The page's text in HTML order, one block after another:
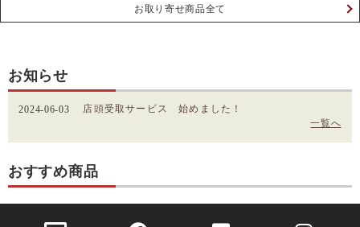
お取り寄せ商品全て
お知らせ
2024-06-03
店頭受取サービス 始めました！
一覧へ
おすすめ商品